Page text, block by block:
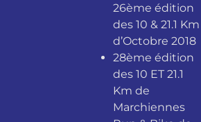
26ème édition
des 10 & 21.1 Km
d’Octobre 2018
28ème édition
des 10 ET 21.1
Km de
Marchiennes